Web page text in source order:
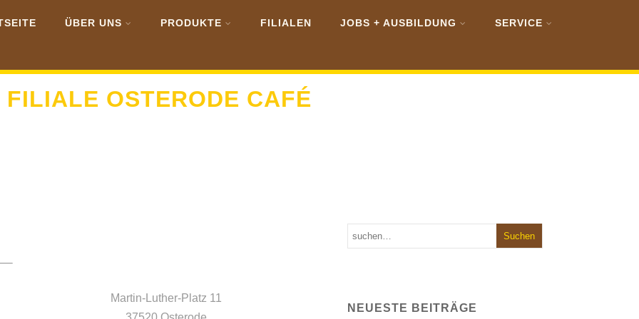
ÜBER UNS PRODUKTE FILIALEN JOBS + AUSBILDUNG SERVICE
FILIALE OSTERODE CAFÉ
Martin-Luther-Platz 11
NEUESTE BEITRÄGE